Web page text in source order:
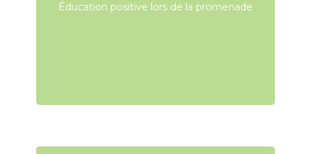
Éducation positive lors de la promenade
Éducation positive lors de la promenade